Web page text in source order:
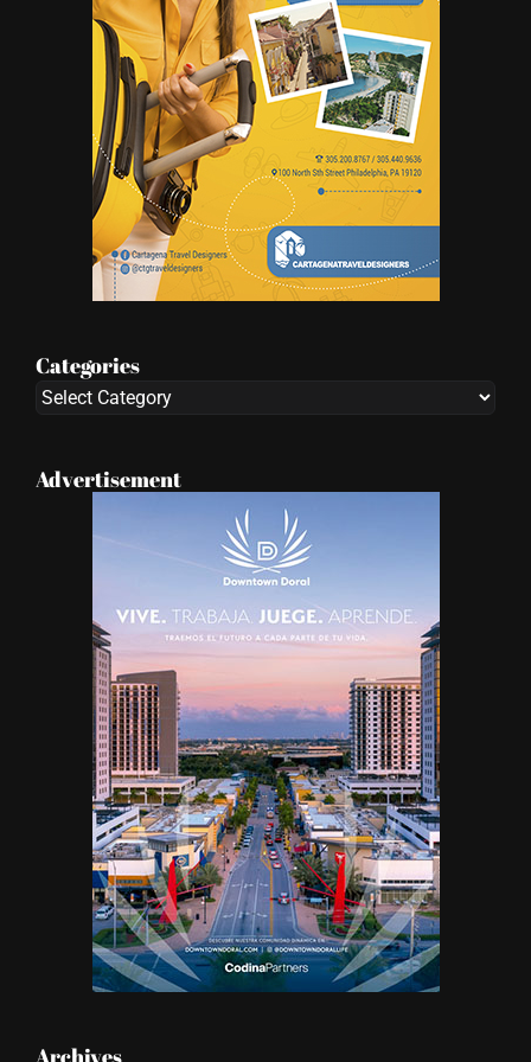
Categories
Categories
Advertisement
Archives